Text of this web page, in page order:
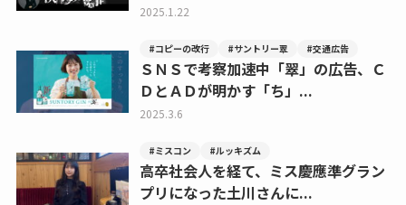
2025.1.22
#コピーの改行 #サントリー翠 #交通広告
ＳＮＳで考察加速中「翠」の広告、Ｃ
ＤとＡＤが明かす「ち」...
2025.3.6
#ミスコン #ルッキズム
高卒社会人を経て、ミス慶應準グラン
プリになった土川さんに...